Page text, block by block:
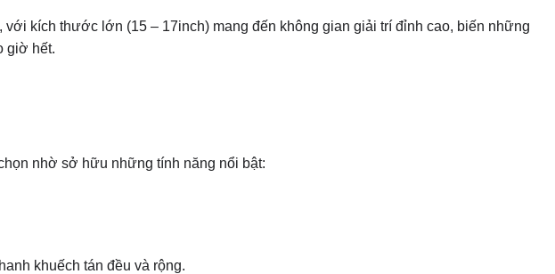
với kích thước lớn (15 – 17inch) mang đến không gian giải trí đỉnh cao, biến những
giờ hết.
nhờ sở hữu những tính năng nổi bật:
khuếch tán đều và rộng.